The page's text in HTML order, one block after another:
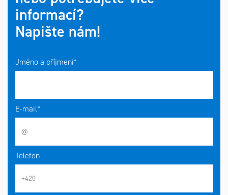
informací?
Napište nám!
Jméno a příjmení*
E-mail*
Telefon